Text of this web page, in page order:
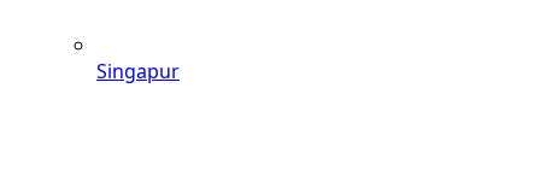
Singapur